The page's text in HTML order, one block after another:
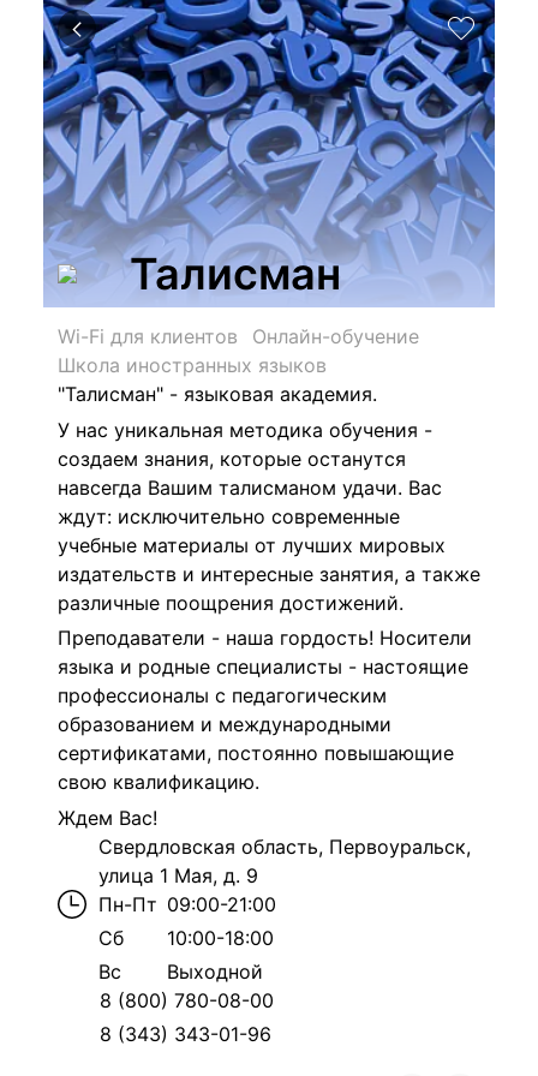
Талисман
Wi-Fi для клиентов
Онлайн-обучение
Школа иностранных языков
"Талисман" - языковая академия.
У нас уникальная методика обучения -
создаем знания, которые останутся
навсегда Вашим талисманом удачи. Вас
ждут: исключительно современные
учебные материалы от лучших мировых
издательств и интересные занятия, а также
различные поощрения достижений.
Преподаватели - наша гордость! Носители
языка и родные специалисты - настоящие
профессионалы с педагогическим
образованием и международными
сертификатами, постоянно повышающие
свою квалификацию.
Ждем Вас!
Свердловская область, Первоуральск,
улица 1 Мая, д. 9
Пн-Пт 09:00-21:00
Сб
10:00-18:00
Вс
Выходной
8 (800) 780-08-00
8 (343) 343-01-96